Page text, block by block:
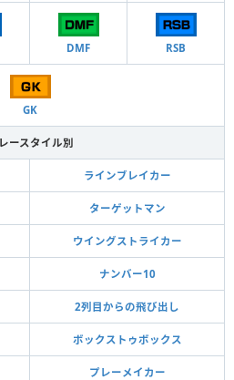
DMF RSB
GK
ースタイル別
ラインブレイカー
ターゲットマン
ウイングストライカー
ナンバー10
2列目からの飛び出し
ボックストゥボックス
プレーメイカー